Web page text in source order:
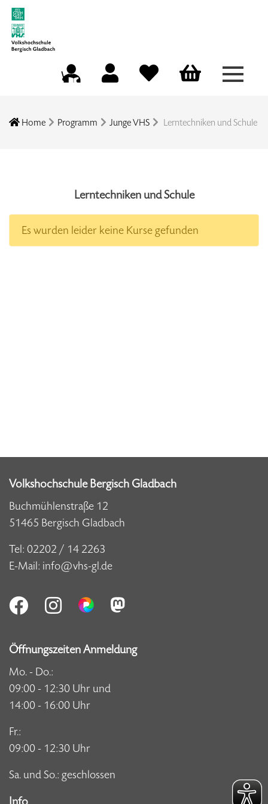
Menü
Home Programm Junge VHS Lerntechniken und Schule
Lerntechniken und Schule
Es wurden leider keine Kurse gefunden
Volkshochschule Bergisch Gladbach
Buchmühlenstraße 12
51465 Bergisch Gladbach
Tel: 02202 / 14 2263
E-Mail: info@vhs-gl.de
Öffnungszeiten Anmeldung
Mo. - Do.:
09:00 - 12:30 Uhr und
14:00 - 16:00 Uhr
Fr.:
09:00 - 12:30 Uhr
Sa. und So.: geschlossen